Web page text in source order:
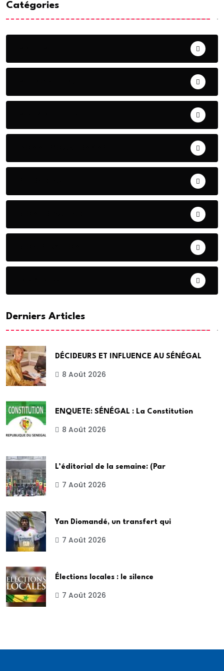
Catégories
Derniers Articles
DÉCIDEURS ET INFLUENCE AU SÉNÉGAL
8 Août 2026
ENQUETE: SÉNÉGAL : La Constitution
8 Août 2026
L’éditorial de la semaine: (Par
7 Août 2026
Yan Diomandé, un transfert qui
7 Août 2026
Élections locales : le silence
7 Août 2026